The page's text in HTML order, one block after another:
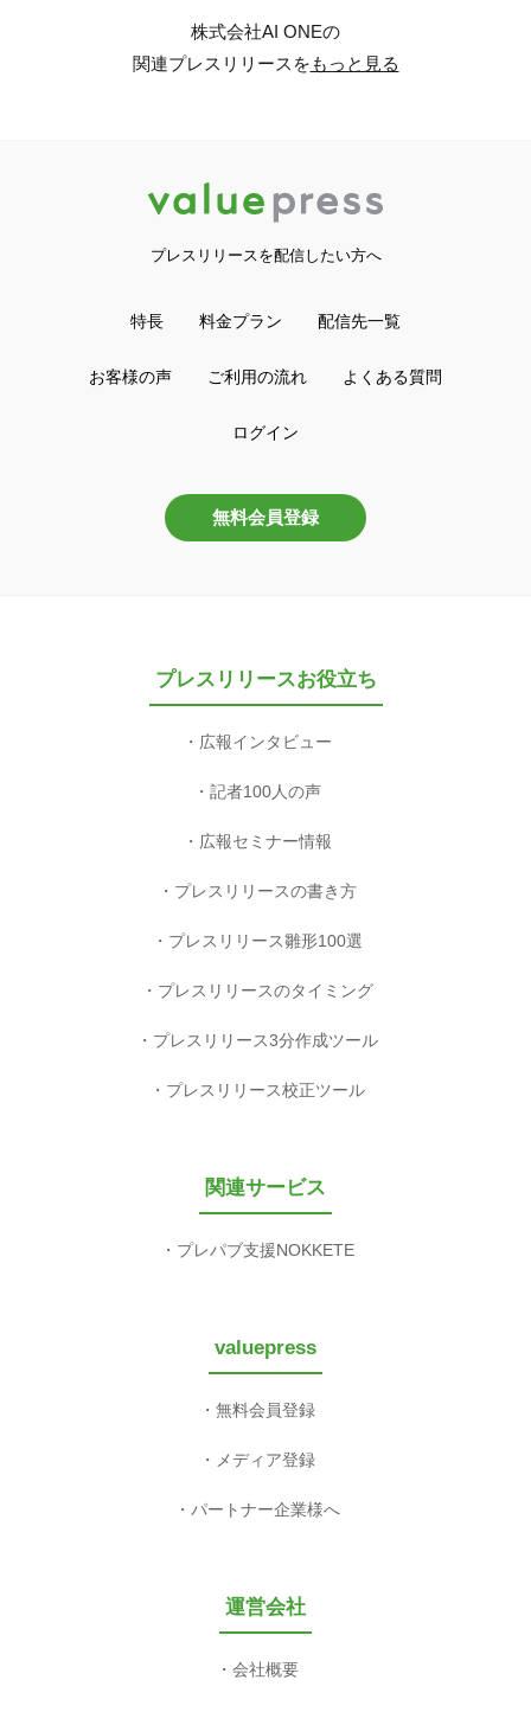
株式会社AI ONEの
関連プレスリリースをもっと見る
プレスリリースを配信したい方へ
特長 料金プラン 配信先一覧
お客様の声 ご利用の流れ よくある質問
ログイン
無料会員登録
プレスリリースお役立ち
広報インタビュー
記者100人の声
広報セミナー情報
プレスリリースの書き方
プレスリリース雛形100選
プレスリリースのタイミング
プレスリリース3分作成ツール
プレスリリース校正ツール
関連サービス
プレパブ支援NOKKETE
valuepress
無料会員登録
メディア登録
パートナー企業様へ
運営会社
会社概要